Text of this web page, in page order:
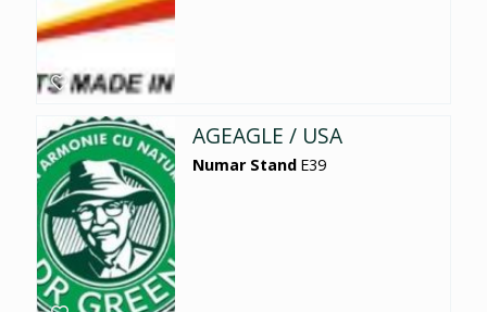
AGEAGLE / USA
Numar Stand E39